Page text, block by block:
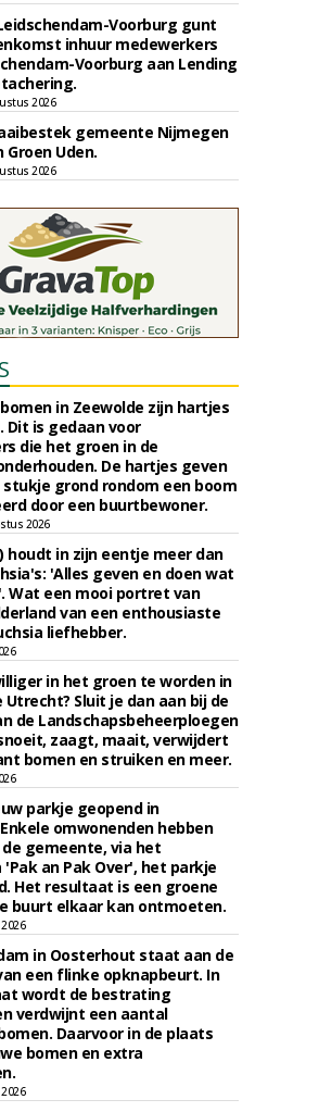
Voorburg gunt
inhuur medewerkers
Voorburg aan Lending
2026
gemeente Nijmegen
Groen Uden.
2026
bomen in Zeewolde zijn hartjes
Dit is gedaan voor
die het groen in de
De hartjes geven
grond rondom een boom
door een buurtbewoner.
2026
houdt in zijn eentje meer dan
'Alles geven en doen wat
Wat een mooi portret van
van een enthousiaste
liefhebber.
in het groen te worden in
Utrecht? Sluit je dan aan bij de
de Landschapsbeheerploegen
zaagt, maait, verwijdert
bomen en struiken en meer.
parkje geopend in
omwonenden hebben
gemeente, via het
an Pak Over', het parkje
Het resultaat is een groene
buurt elkaar kan ontmoeten.
in Oosterhout staat aan de
een flinke opknapbeurt. In
wordt de bestrating
verdwijnt een aantal
Daarvoor in de plaats
bomen en extra